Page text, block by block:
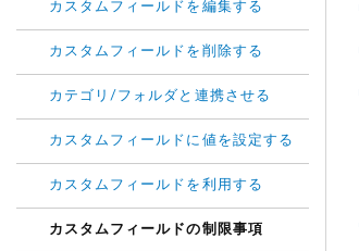
カスタムフィールドを編集する
カスタムフィールドを削除する
カテゴリ/フォルダと連携させる
カスタムフィールドに値を設定する
カスタムフィールドを利用する
カスタムフィールドの制限事項